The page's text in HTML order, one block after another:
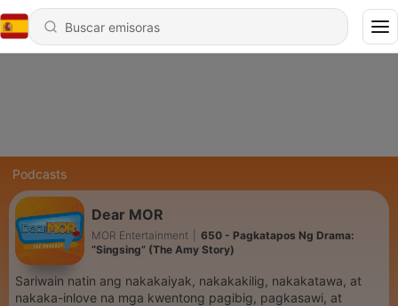
Podcasts
Dear MOR
MOR Entertainment
650 - Pagkatapos Ng Drama:
“Singsing” (The Amy Story)
Sariwain natin ang nakakaiyak, nakakakilig, nakakatawa, at
nakaka-inlove na mga kwentong pagibig, pagkasawi, at